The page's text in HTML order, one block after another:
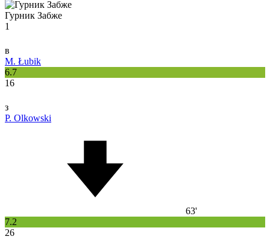
Гурник Забже
1
в
M. Łubik
6.7
16
з
P. Olkowski
63'
7.2
26